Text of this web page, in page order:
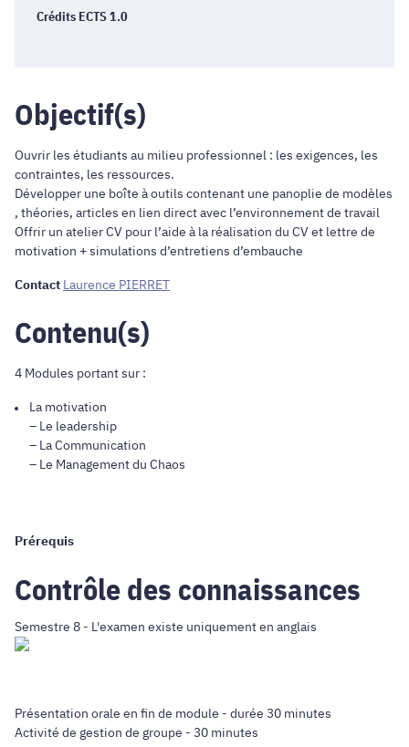
Crédits ECTS 1.0
Objectif(s)
Ouvrir les étudiants au milieu professionnel : les exigences, les
contraintes, les ressources.
Développer une boîte à outils contenant une panoplie de modèles
, théories, articles en lien direct avec l’environnement de travail
Offrir un atelier CV pour l’aide à la réalisation du CV et lettre de
motivation + simulations d’entretiens d’embauche
Contact Laurence PIERRET
Contenu(s)
4 Modules portant sur :
La motivation
– Le leadership
– La Communication
– Le Management du Chaos
Prérequis
Contrôle des connaissances
Semestre 8 - L'examen existe uniquement en anglais
Présentation orale en fin de module - durée 30 minutes
Activité de gestion de groupe - 30 minutes